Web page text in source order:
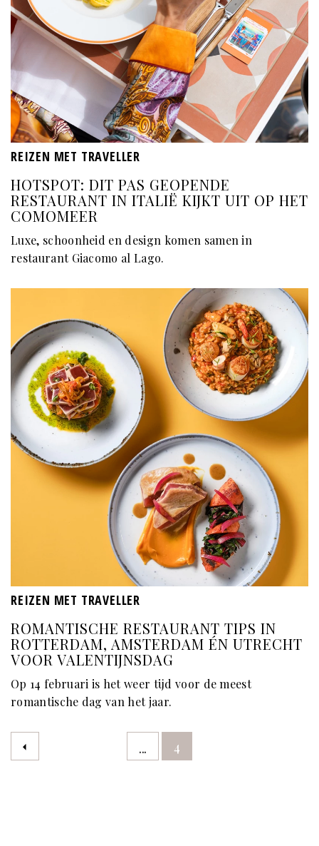
REIZEN MET TRAVELLER
HOTSPOT: DIT PAS GEOPENDE
RESTAURANT IN ITALIË KIJKT UIT OP HET
COMOMEER
Luxe, schoonheid en design komen samen in
restaurant Giacomo al Lago.
REIZEN MET TRAVELLER
ROMANTISCHE RESTAURANT TIPS IN
ROTTERDAM, AMSTERDAM ÉN UTRECHT
VOOR VALENTIJNSDAG
Op 14 februari is het weer tijd voor de meest
romantische dag van het jaar.
... 4